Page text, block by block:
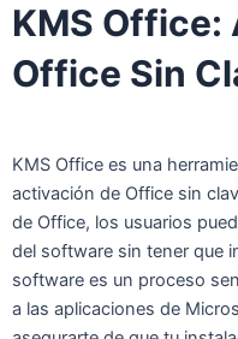
KMS
Office Sin
KMS Office es una
activación de Office sin
de Office, los usuarios
del software sin tener que
software es un proceso
a las aplicaciones de